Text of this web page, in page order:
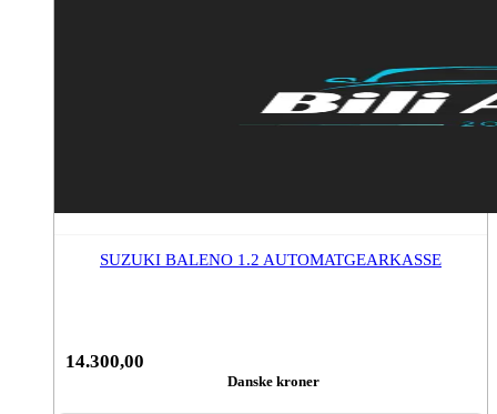
SUZUKI BALENO 1.2 AUTOMATGEARKASSE
14.300,00
Danske kroner